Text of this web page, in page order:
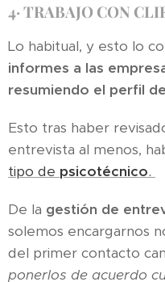
4·TRABAJO CON
Lo habitual, y esto lo
informes a las
resumiendo el perfil
Esto tras haber
entrevista al menos,
tipo de psicotécnico.
De la gestión de
solemos encargarnos
del primer contacto
ponerlos de acuerdo